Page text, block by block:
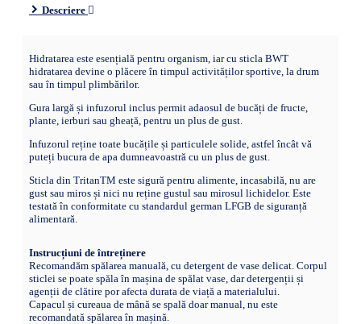
Descriere
Hidratarea este esențială pentru organism, iar cu sticla BWT
hidratarea devine o plăcere în timpul activităților sportive, la drum
sau în timpul plimbărilor.
Gura largă și infuzorul inclus permit adaosul de bucăți de fructe,
plante, ierburi sau gheață, pentru un plus de gust.
Infuzorul reține toate bucățile și particulele solide, astfel încât vă
puteți bucura de apa dumneavoastră cu un plus de gust.
Sticla din TritanTM este sigură pentru alimente, incasabilă, nu are
gust sau miros și nici nu reține gustul sau mirosul lichidelor. Este
testată în conformitate cu standardul german LFGB de siguranță
alimentară.
Instrucțiuni de întreținere
Recomandăm spălarea manuală, cu detergent de vase delicat. Corpul
sticlei se poate spăla în mașina de spălat vase, dar detergenții și
agenții de clătire por afecta durata de viață a materialului.
Capacul și cureaua de mână se spală doar manual, nu este
recomandată spălarea în mașină.